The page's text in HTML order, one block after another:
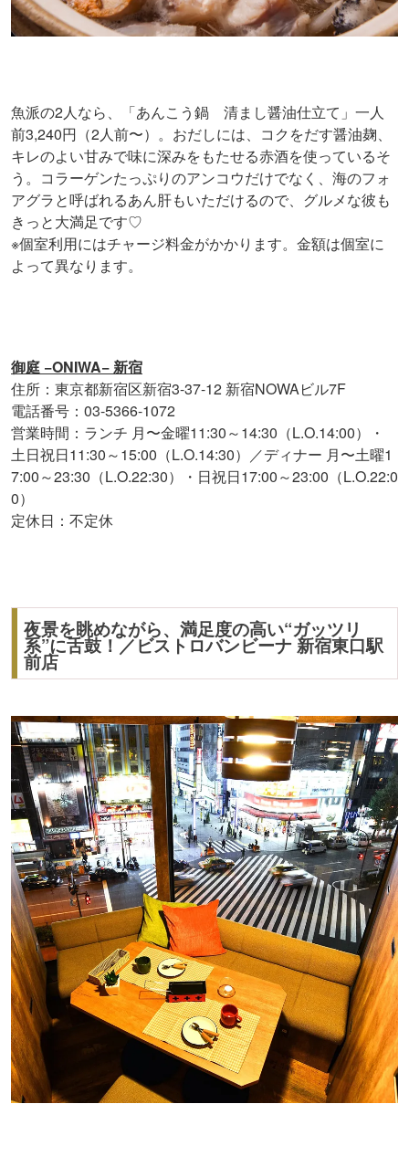
魚派の2人なら、「あんこう鍋 清まし醤油仕立て」一人
前3,240円（2人前〜）。おだしには、コクをだす醤油麹、
キレのよい甘みで味に深みをもたせる赤酒を使っているそ
う。コラーゲンたっぷりのアンコウだけでなく、海のフォ
アグラと呼ばれるあん肝もいただけるので、グルメな彼も
きっと大満足です♡
※個室利用にはチャージ料金がかかります。金額は個室に
よって異なります。
御庭 −ONIWA− 新宿
住所：東京都新宿区新宿3-37-12 新宿NOWAビル7F
電話番号：03-5366-1072
営業時間：ランチ 月〜金曜11:30～14:30（L.O.14:00）・
土日祝日11:30～15:00（L.O.14:30）／ディナー 月〜土曜1
7:00～23:30（L.O.22:30）・日祝日17:00～23:00（L.O.22:0
0）
定休日：不定休
夜景を眺めながら、満足度の高い“ガッツリ
系”に舌鼓！／ビストロバンビーナ 新宿東口駅
前店